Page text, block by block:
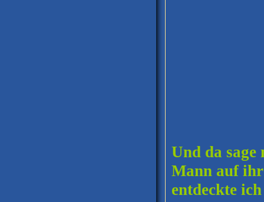
Und da sage
Mann auf
entdeckte